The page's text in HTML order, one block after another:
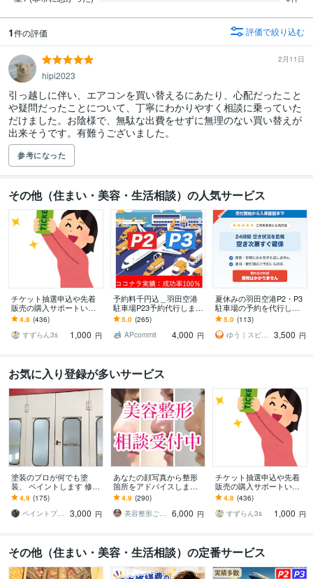
1件の評価 評価で絞り込む
2月11日
hipi2023
引っ越しに伴い、エアコンを買い替えるにあたり、心配だったこと
や疑問だったことについて、丁寧にわかりやすく相談に乗っていた
だけました。お陰様で、無駄な出費をせずに無理のない買い替えが
出来そうです。有難うございました。
参考になった
その他（住まい・美容・生活相談）の人気サービス
チケット抽選申込や先着
販売の購入サポートいた
します 申込口数の必要な
方、チケ発が出来ない方
は是非ご連絡下さい。
4.8 (436)
すずらん3s
1,000 円
予約料千円込＿羽田空港
駐車場P23予約代行します
[実績100%※の成功率/1000
円込！]評価を参照下さい
5.0 (265)
APcommit
4,000 円
夏休みの羽田空港P2・P3
駐車場の予約を代行しま
す 手数料込み・満車もキ
ャンセル待ち対応
5.0 (113)
ゆう｜スピード予約代行
3,500 円
お気に入り登録が多いサービス
塗装のプロが何でも塗
装、 ペイントします 修理
塗装可能かどうかまずは
ご相談下さい。
4.9 (175)
ペイントプロK
3,000 円
あなたの顔写真から整形
箇所をアドバイスします
整形歴17年の経験を活か
し、丁寧にアドバイスし
ます
4.9 (290)
美容整形ごまちゃん
6,000 円
チケット抽選申込や先着
販売の購入サポートいた
します 申込口数の必要な
方、チケ発が出来ない方
は是非ご連絡下さい。
4.8 (436)
すずらん3s
1,000 円
その他（住まい・美容・生活相談）の定番サービス